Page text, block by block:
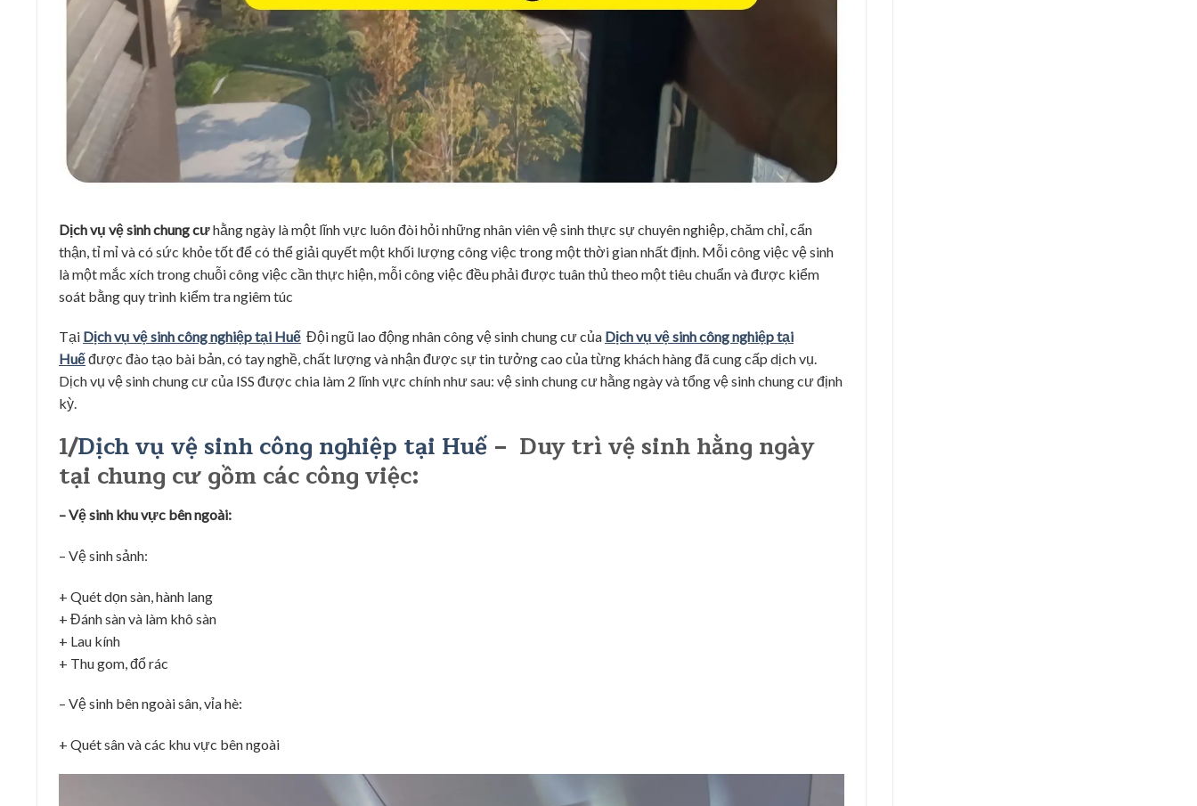
Dịch vụ vệ sinh chung cưhằng ngày là một lĩnh vực luôn đòi hỏi những nhân viên vệ sinh thực sự chuyên nghiệp, chăm chỉ, cẩn
thận, tỉ mỉ và có sức khỏe tốt để có thể giải quyết một khối lượng công việc trong một thời gian nhất định. Mỗi công việc vệ sinh
là một mắc xích trong chuỗi công việc cần thực hiện, mỗi công việc đều phải được tuân thủ theo một tiêu chuẩn và được kiểm
soát bằng quy trình kiểm tra ngiêm túc
Tại Dịch vụ vệ sinh công nghiệp tại Huế Đội ngũ lao động nhân công vệ sinh chung cư của Dịch vụ vệ sinh công nghiệp tại
Huếđược đào tạo bài bản, có tay nghề, chất lượng và nhận được sự tin tưởng cao của từng khách hàng đã cung cấp dịch vụ.
Dịch vụ vệ sinh chung cư của ISS được chia làm 2 lĩnh vực chính như sau: vệ sinh chung cư hằng ngày và tổng vệ sinh chung cư định
kỳ.
1/Dịch vụ vệ sinh công nghiệp tại Huế – Duy trì vệ sinh hằng ngày
tại chung cư gồm các công việc:
– Vệ sinh khu vực bên ngoài:
– Vệ sinh sảnh:
+ Quét dọn sàn, hành lang
+ Đánh sàn và làm khô sàn
+ Lau kính
+ Thu gom, đổ rác
– Vệ sinh bên ngoài sân, vỉa hè:
+ Quét sân và các khu vực bên ngoài